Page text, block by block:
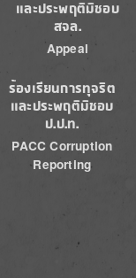
และประพฤติมิชอบ
สจล.
Appeal
ร้องเรียนการทุจริต
และประพฤติมิชอบ
ป.ป.ท.
PACC Corruption
Reporting